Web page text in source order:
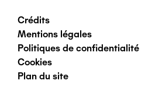
Pied
de
page
Crédits
Mentions légales
Politiques de confidentialité
Cookies
Plan du site